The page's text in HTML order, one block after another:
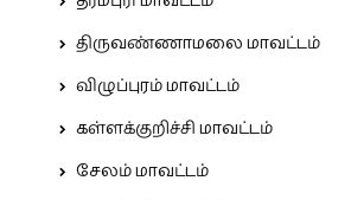
திருவண்ணாமலை மாவட்டம்
விழுப்புரம் மாவட்டம்
கள்ளக்குறிச்சி மாவட்டம்
சேலம் மாவட்டம்